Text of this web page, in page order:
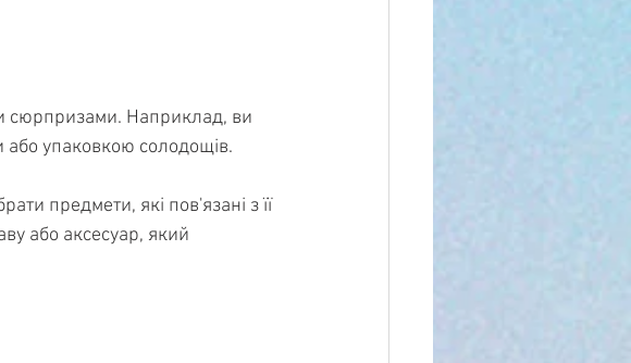
сюрпризами. Наприклад, ви
або упаковкою солодощів.
предмети, які пов'язані з її
або аксесуар, який